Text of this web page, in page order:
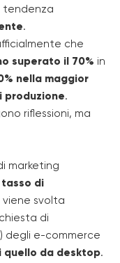
tendenza
.
che
superato il 70% in
nella maggior
produzione.
riflessioni, ma
marketing
tasso di
svolta
di
degli e-commerce
quello da desktop.